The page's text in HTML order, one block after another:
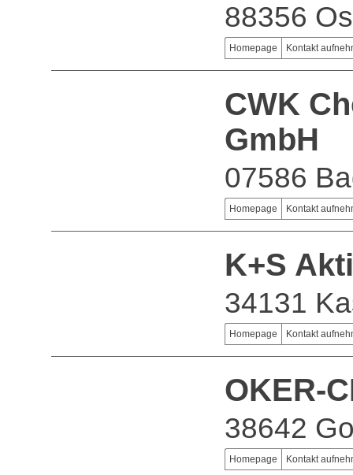
88356
Homepage Kontakt
CWK
GmbH
07586
Homepage Kontakt
K+S
34131
Homepage Kontakt
OKER-
38642
Homepage Kontakt